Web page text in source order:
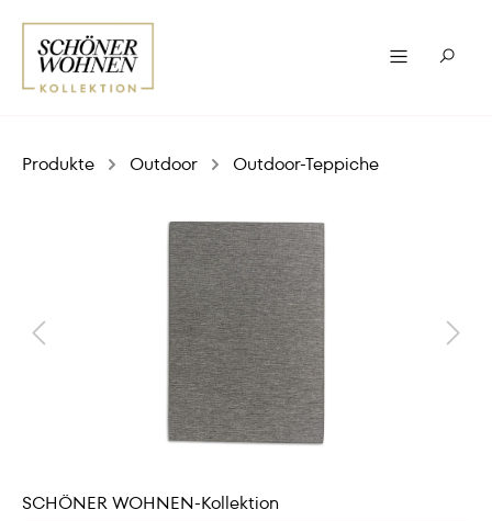
Produkte Outdoor Outdoor-Teppiche
SCHÖNER WOHNEN-Kollektion